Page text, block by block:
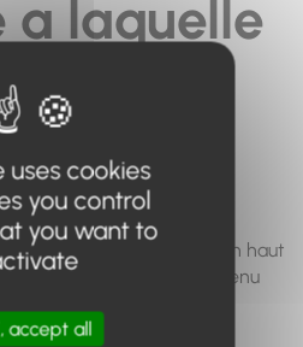
a laquelle
à
n'existe
ou plus.
le moteur de recherche en haut
menu pour trouver le contenu
uses cookies
you control
you want to
accept all